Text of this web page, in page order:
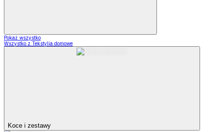
Pokaż wszystko
Wszystko z Tekstylia domowe
Koce i zestawy